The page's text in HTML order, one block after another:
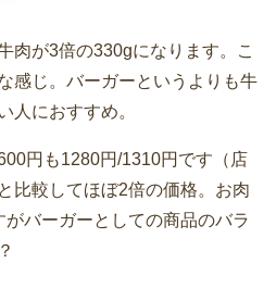
肉が3倍の330gになります。こ
感じ。バーガーというよりも牛
人におすすめ。
円も1280円/1310円です（店
比較してほぼ2倍の価格。お肉
バーガーとしての商品のバラ